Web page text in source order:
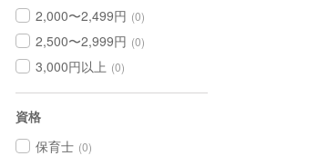
2,000〜2,499円 (0)
2,500〜2,999円 (0)
3,000円以上 (0)
資格
保育士 (0)